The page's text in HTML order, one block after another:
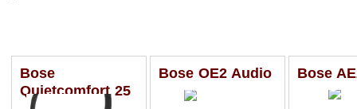
Bose
Quietcomfort 25
Bose OE2 Audio Bose